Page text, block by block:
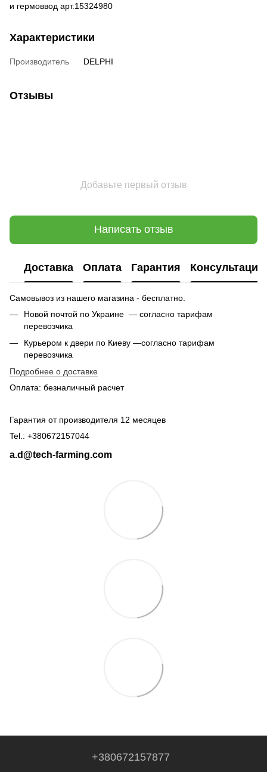
и гермоввод арт.15324980
Характеристики
Производитель DELPHI
Отзывы
Добавьте первый отзыв
Написать отзыв
Доставка Оплата Гарантия Консультация
Самовывоз из нашего магазина - бесплатно.
Новой почтой по Украине — согласно тарифам
перевозчика
Курьером к двери по Киеву —согласно тарифам
перевозчика
Подробнее о доставке
Оплата: безналичный расчет
Гарантия от производителя 12 месяцев
Tel.: +380672157044
a.d@tech-farming.com
+380672157877